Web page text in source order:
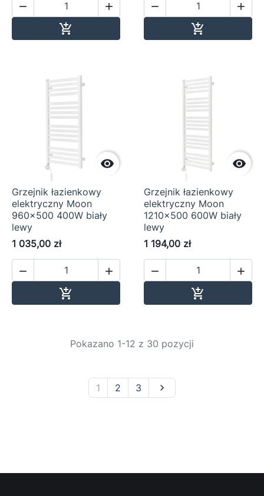
 

 


Grzejnik łazienkowy
elektryczny Moon
960x500 400W biały
lewy
1 035,00 zł
 


Grzejnik łazienkowy
elektryczny Moon
1210x500 600W biały
lewy
1 194,00 zł
 

Pokazano 1-12 z 30 pozycji
1 2 3 